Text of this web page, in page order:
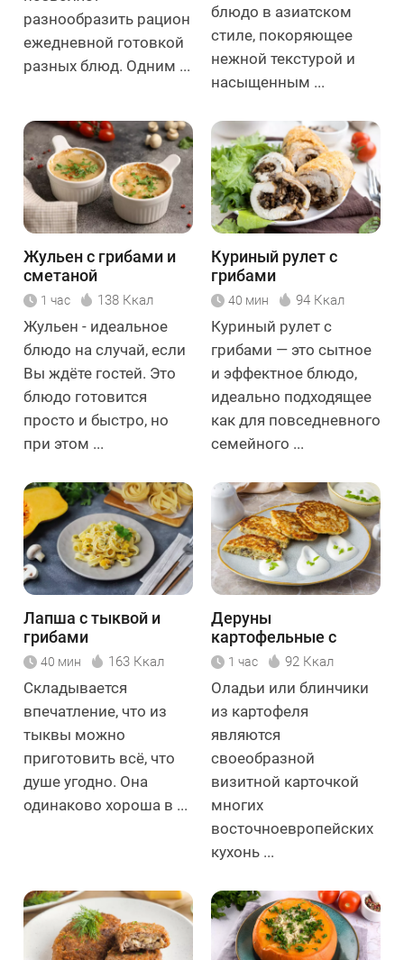
разнообразить рацион
ежедневной готовкой
разных блюд. Одним ...
блюдо в азиатском
стиле, покоряющее
нежной текстурой и
насыщенным ...
Жульен с грибами и
сметаной
1 час 138 Ккал
Жульен - идеальное
блюдо на случай, если
Вы ждёте гостей. Это
блюдо готовится
просто и быстро, но
при этом ...
Куриный рулет с
грибами
40 мин 94 Ккал
Куриный рулет с
грибами — это сытное
и эффектное блюдо,
идеально подходящее
как для повседневного
семейного ...
Лапша с тыквой и
грибами
40 мин 163 Ккал
Складывается
впечатление, что из
тыквы можно
приготовить всё, что
душе угодно. Она
одинаково хороша в ...
Деруны
картофельные с
грибами
1 час 92 Ккал
Оладьи или блинчики
из картофеля
являются
своеобразной
визитной карточкой
многих
восточноевропейских
кухонь ...